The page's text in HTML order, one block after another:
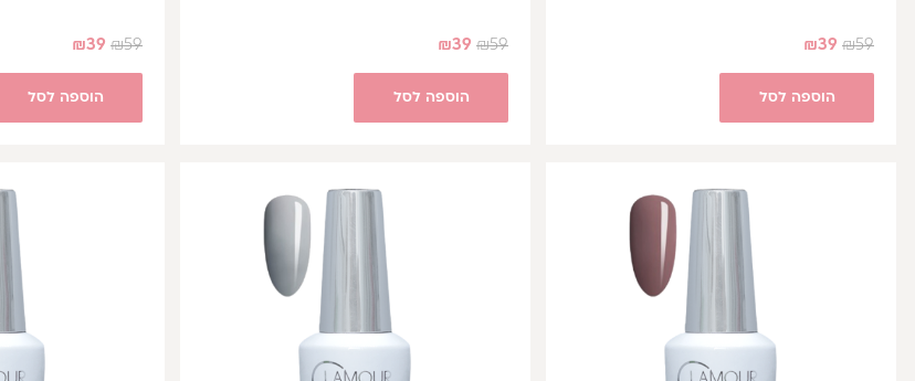
₪59
₪39
הוספה לסל
₪59
₪39
הוספה לסל
₪59
₪39
הוספה לסל